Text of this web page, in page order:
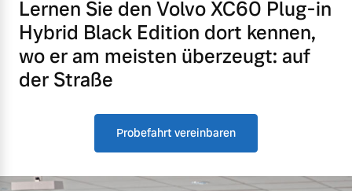
Lernen Sie den Volvo XC60 Plug-in
Hybrid Black Edition dort kennen,
wo er am meisten überzeugt: auf
der Straße
Probefahrt vereinbaren